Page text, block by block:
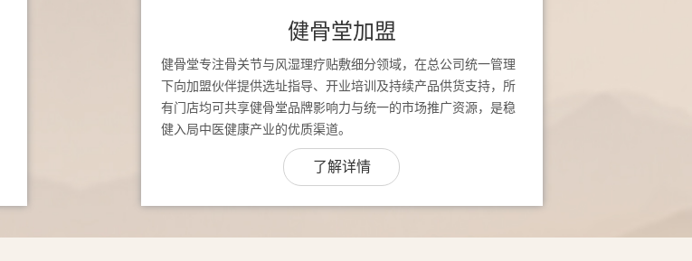
健骨堂加盟
健骨堂专注骨关节与风湿理疗贴敷细分领域，在总公司统一管理
下向加盟伙伴提供选址指导、开业培训及持续产品供货支持，所
有门店均可共享健骨堂品牌影响力与统一的市场推广资源，是稳
健入局中医健康产业的优质渠道。
了解详情